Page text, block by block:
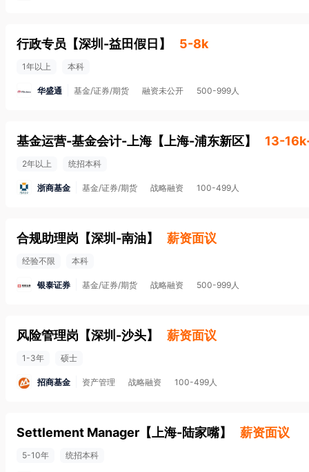
行政专员 【深圳-益田假日 】 5-8k
1年以上 本科
华盛通 基金/证券/期货 融资未公开 500-999人
基金运营-基金会计-上海 【 上海-浦东新区】 13-
2年以上 统招本科
浙商基金 基金/证券/期货 战略融资 100-499人
合规助理岗 【深圳-南油】 薪资面议
经验不限 本科
银泰证券 基金/证券/期货 战略融资 500-999人
风险管理岗 【深圳-沙头】 薪资面议
1-3年 硕士
招商基金 资产管理 战略融资 100-499人
Settlement Manager 【 上海-陆家嘴】 薪资面议
5-10年 统招本科